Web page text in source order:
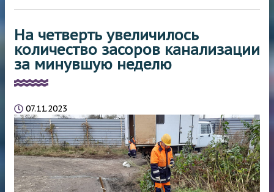
На четверть увеличилось
количество засоров канализации
за минувшую неделю
07.11.2023